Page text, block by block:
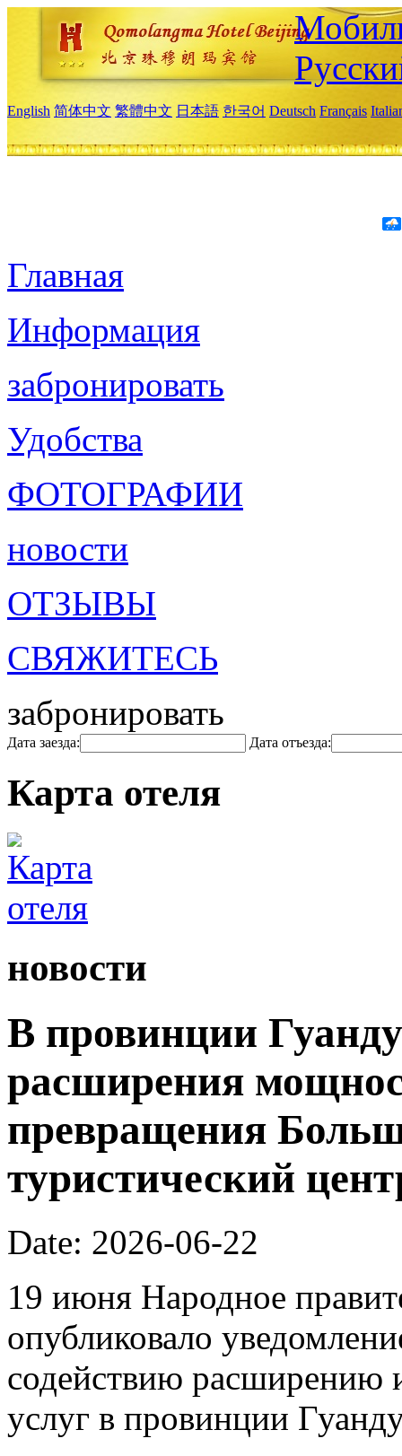
English 简体中文 繁體中文 日本語 한국어 Deutsch Français
Главная
Информация
забронировать
Удобства
ФОТОГРАФИИ
новости
ОТЗЫВЫ
СВЯЖИТЕСЬ
забронировать
Дата заезда: Дата отъезда:
Карта отеля
новости
В провинции
расширения
превращения
туристический
Date: 2026-06-22
19 июня Народное
опубликовало
содействию расширению
услуг в провинции